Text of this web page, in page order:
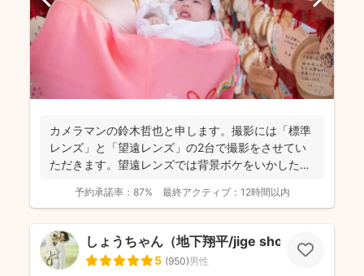
カメラマンの鈴木哲也と申します。撮影には「標準
レンズ」と「望遠レンズ」の2台で撮影をさせてい
ただきます。望遠レンズでは背景ボケをいかしたお
予約承諾率： 87% 最終アクティブ： 12時間以内
しょうちゃん（地下翔平/jige shohe）
5 (950)男性